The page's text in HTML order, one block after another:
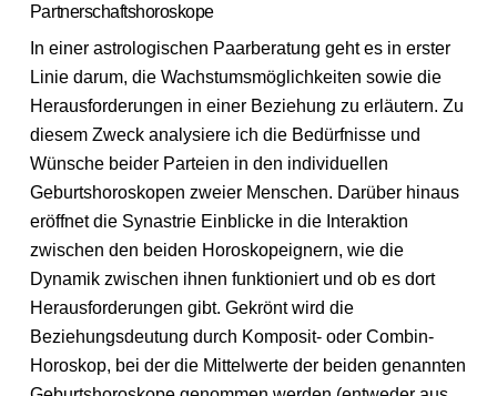
Partnerschaftshoroskope
In einer astrologischen Paarberatung geht es in erster
Linie darum, die Wachstumsmöglichkeiten sowie die
Herausforderungen in einer Beziehung zu erläutern. Zu
diesem Zweck analysiere ich die Bedürfnisse und
Wünsche beider Parteien in den individuellen
Geburtshoroskopen zweier Menschen. Darüber hinaus
eröffnet die Synastrie Einblicke in die Interaktion
zwischen den beiden Horoskopeignern, wie die
Dynamik zwischen ihnen funktioniert und ob es dort
Herausforderungen gibt. Gekrönt wird die
Beziehungsdeutung durch Komposit- oder Combin-
Horoskop, bei der die Mittelwerte der beiden genannten